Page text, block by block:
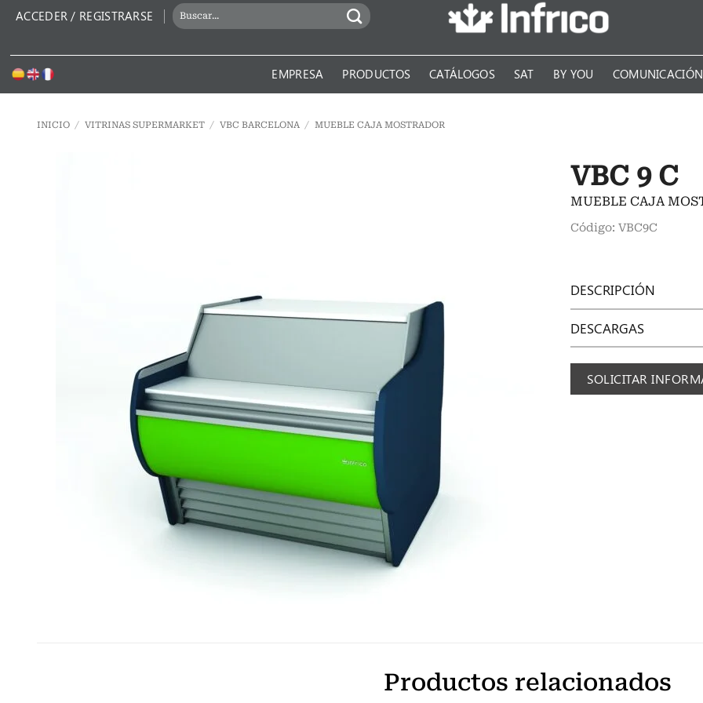
ACCEDER / REGISTRARSE
BUSCAR
POR:
EMPRESA PRODUCTOS CATÁLOGOS SAT BY YOU COMUNICACIÓN
INICIO / VITRINAS SUPERMARKET / VBC BARCELONA / MUEBLE CAJA MOSTRADOR
VBC 9 C
MUEBLE CAJA
Código: VBC9C
DESCRIPCIÓN
DESCARGAS
SOLICITAR
Productos relacionados